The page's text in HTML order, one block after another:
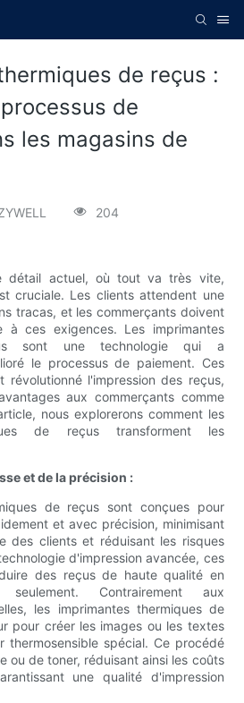
de reçus :
de
les magasins de
204
détail actuel, où tout va très vite,
cruciale. Les clients attendent une
tracas, et les commerçants doivent
à ces exigences. Les imprimantes
sont une technologie qui a
le processus de paiement. Ces
révolutionné l'impression des reçus,
aux commerçants comme
nous explorerons comment les
de reçus transforment les
et de la précision :
de reçus sont conçues pour
et avec précision, minimisant
des clients et réduisant les risques
d'impression avancée, ces
des reçus de haute qualité en
seulement. Contrairement aux
les imprimantes thermiques de
pour créer les images ou les textes
thermosensible spécial. Ce procédé
ou de toner, réduisant ainsi les coûts
une qualité d'impression